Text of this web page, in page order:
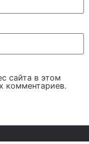
сайта в этом
комментариев.